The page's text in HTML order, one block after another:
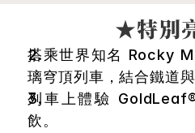
★特別
搭乘世界知名 Rocky
璃穹頂列車，結合鐵道
列車上體驗
飲。